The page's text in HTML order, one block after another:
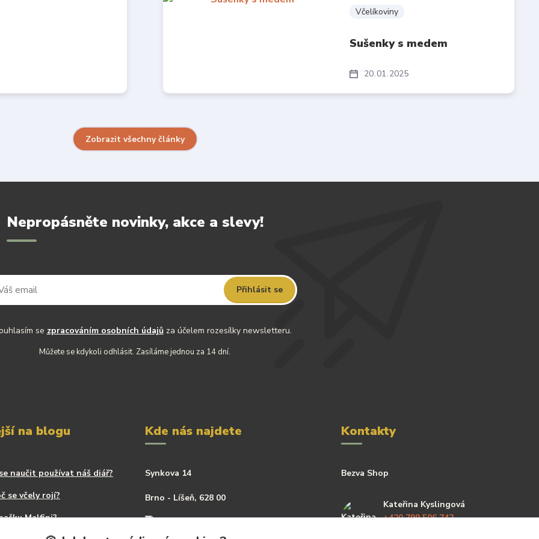
20 01 2025
Včelíkoviny
Sušenky s medem
Zobrazit všechny články
Nepropásněte novinky, akce a slevy!
Přihlásit se
se zpracováním osobních údajůza účelem rozesílky newsletteru.
Můžete se kdykoli odhlásit. Zasíláme jednou za 14 dní.
na blogu
naučit používat náš diář?
se včely rojí?
Malfini?
Kde nás najdete
Synkova 14
Brno - Líšeň, 628 00
Kontakty
Bezva Shop
Kateřina Kyslingová
+420 799 506 742